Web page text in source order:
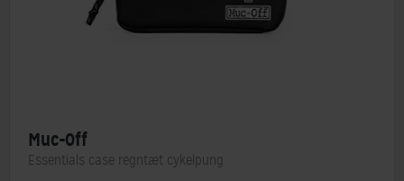
Muc-Off
Essentials case regntæt cykelpung